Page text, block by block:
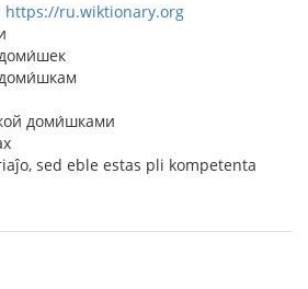
https://ru.wiktionary.org
доми́шками
sed eble estas pli kompetenta